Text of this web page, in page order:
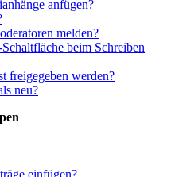
anfügen?
melden?
beim Schreiben
freigegeben werden?
neu?
einfügen?